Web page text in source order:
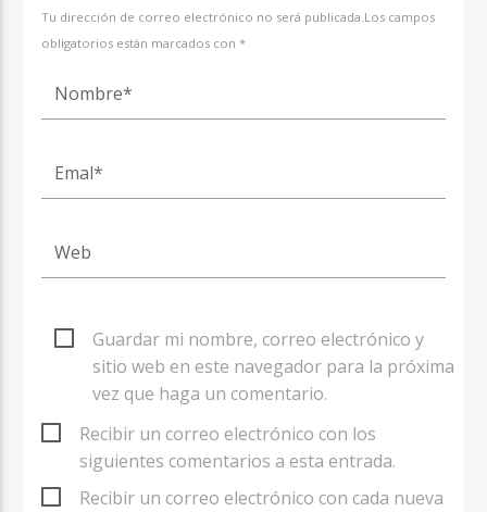
Tu dirección de correo electrónico no será publicada.Los campos
obligatorios están marcados con *
Guardar mi nombre, correo electrónico y
sitio web en este navegador para la próxima
vez que haga un comentario.
Recibir un correo electrónico con los
siguientes comentarios a esta entrada.
Recibir un correo electrónico con cada nueva